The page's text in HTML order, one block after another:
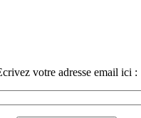
votre adresse email ici :